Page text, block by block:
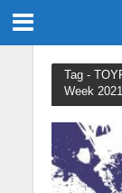
Tag -
Week 2021